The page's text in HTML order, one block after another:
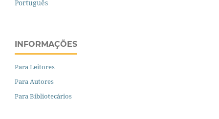
Português
INFORMAÇÕES
Para Leitores
Para Autores
Para Bibliotecários